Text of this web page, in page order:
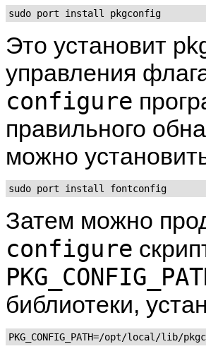
sudo port install pkgconfig
Это установит
управления
configure
правильного
можно
sudo port install fontconfig
Затем можно
configure
библиотеки,